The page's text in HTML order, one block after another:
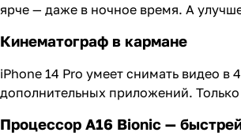
ярче — даже в ночное время. А
Кинематограф в кармане
iPhone 14 Pro умеет снимать видео в
дополнительных приложений.
Процессор A16 Bionic —